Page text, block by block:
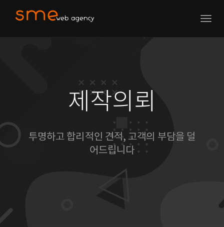
제작의뢰
투명하고 합리적인 견적, 고객의 부담을 덜
어드립니다